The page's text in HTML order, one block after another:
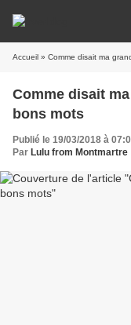
Accueil » Comme disait ma
Comme disait
bons mots
Publié le 19/03/2018 à
Par Lulu from Montmartre